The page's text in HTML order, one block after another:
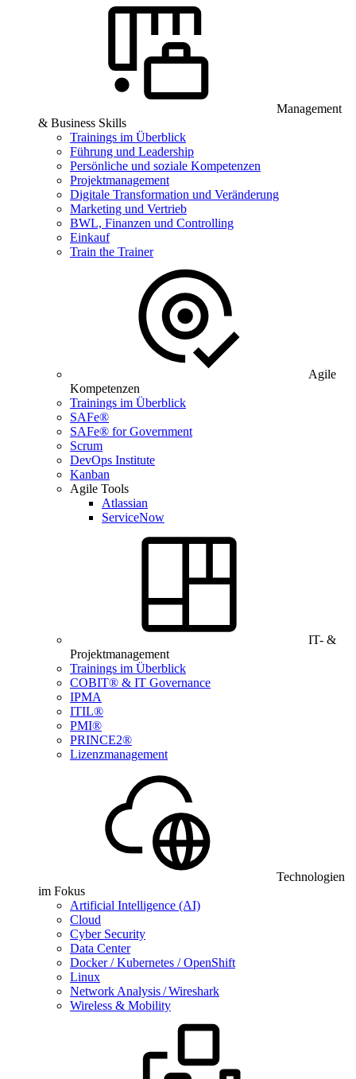
Management
& Business Skills
Trainings im Überblick
Führung und Leadership
Persönliche und soziale Kompetenzen
Projektmanagement
Digitale Transformation und Veränderung
Marketing und Vertrieb
BWL, Finanzen und Controlling
Einkauf
Train the Trainer
Agile
Kompetenzen
Trainings im Überblick
SAFe®
SAFe® for Government
Scrum
DevOps Institute
Kanban
Agile Tools
Atlassian
ServiceNow
IT- &
Projektmanagement
Trainings im Überblick
COBIT® & IT Governance
IPMA
ITIL®
PMI®
PRINCE2®
Lizenzmanagement
Technologien
im Fokus
Artificial Intelligence (AI)
Cloud
Cyber Security
Data Center
Docker / Kubernetes / OpenShift
Linux
Network Analysis / Wireshark
Wireless & Mobility